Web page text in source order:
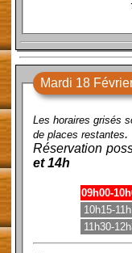
Mardi 18
Les horaires grisés
de places restantes.
Réservation
et 14h
09h00-
10h15-
11h30-